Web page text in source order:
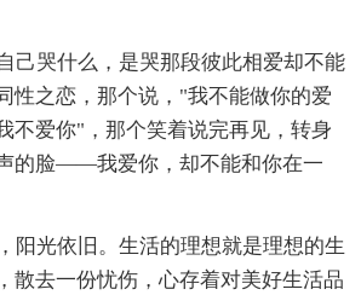
己哭什么，是哭那段彼此相爱却不能
性之恋，那个说，"我不能做你的爱
不爱你"，那个笑着说完再见，转身
的脸——我爱你，却不能和你在一
阳光依旧。生活的理想就是理想的生
散去一份忧伤，心存着对美好生活品